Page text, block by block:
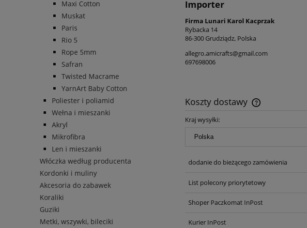
Maxi Cotton
Muskat
Paris
Rio 5
Rope 5mm
Safran
Twisted Macrame
YarnArt Baby Cotton
Poliester i poliamid
Wełna i mieszanki
Akryl
Mikrofibra
Len i mieszanki
Włóczka według producenta
Kordonki i muliny
Akcesoria do zabawek
Koraliki
Guziki
Metki, wszywki, bileciki
Importer
Firma Lunari Karol Kacprzak
Rybacka 14
86-300 Grudziądz, Polska
allegro.amicrafts@gmail.com
697698006
Koszty dostawy
Kraj wysyłki:
dodanie do bieżącego zamówienia
List polecony priorytetowy
Shoper Paczkomat InPost
Kurier InPost